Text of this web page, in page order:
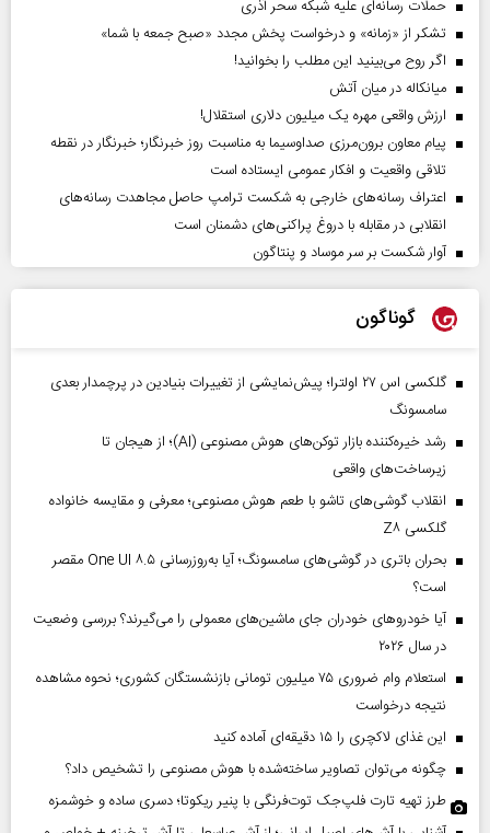
حملات رسانه‌ای علیه شبکه سحر آذری
تشکر از «زمانه» و درخواست پخش مجدد «صبح جمعه با شما»
اگر روح می‌بینید این مطلب را بخوانید!
میانکاله در میان آتش
ارزش واقعی مهره یک میلیون دلاری استقلال!
پیام معاون برون‌مرزی صداوسیما به مناسبت روز خبرنگار؛ خبرنگار در نقطه
تلاقی واقعیت و افکار عمومی ایستاده است
اعتراف رسانه‌های خارجی به شکست ترامپ حاصل مجاهدت رسانه‌های
انقلابی در مقابله با دروغ پراکنی‌های دشمنان است
آوار شکست بر سر موساد و پنتاگون
گوناگون
گلکسی اس ۲۷ اولترا؛ پیش‌نمایشی از تغییرات بنیادین در پرچمدار بعدی
سامسونگ
رشد خیره‌کننده بازار توکن‌های هوش مصنوعی (AI)؛ از هیجان تا
زیرساخت‌های واقعی
انقلاب گوشی‌های تاشو‌ با طعم هوش مصنوعی؛ معرفی و مقایسه خانواده
گلکسی Z۸
بحران باتری در گوشی‌های سامسونگ؛ آیا به‌روزرسانی One UI ۸.۵ مقصر
است؟
آیا خودروهای خودران جای ماشین‌های معمولی را می‌گیرند؟ بررسی وضعیت
در سال ۲۰۲۶
استعلام وام ضروری ۷۵ میلیون تومانی بازنشستگان کشوری؛ نحوه مشاهده
نتیجه درخواست
این غذای لاکچری را ۱۵ دقیقه‌ای آماده کنید
چگونه می‌توان تصاویر ساخته‌شده با هوش مصنوعی را تشخیص داد؟
طرز تهیه تارت فلپ‌جک توت‌فرنگی با پنیر ریکوتا؛ دسری ساده و خوشمزه